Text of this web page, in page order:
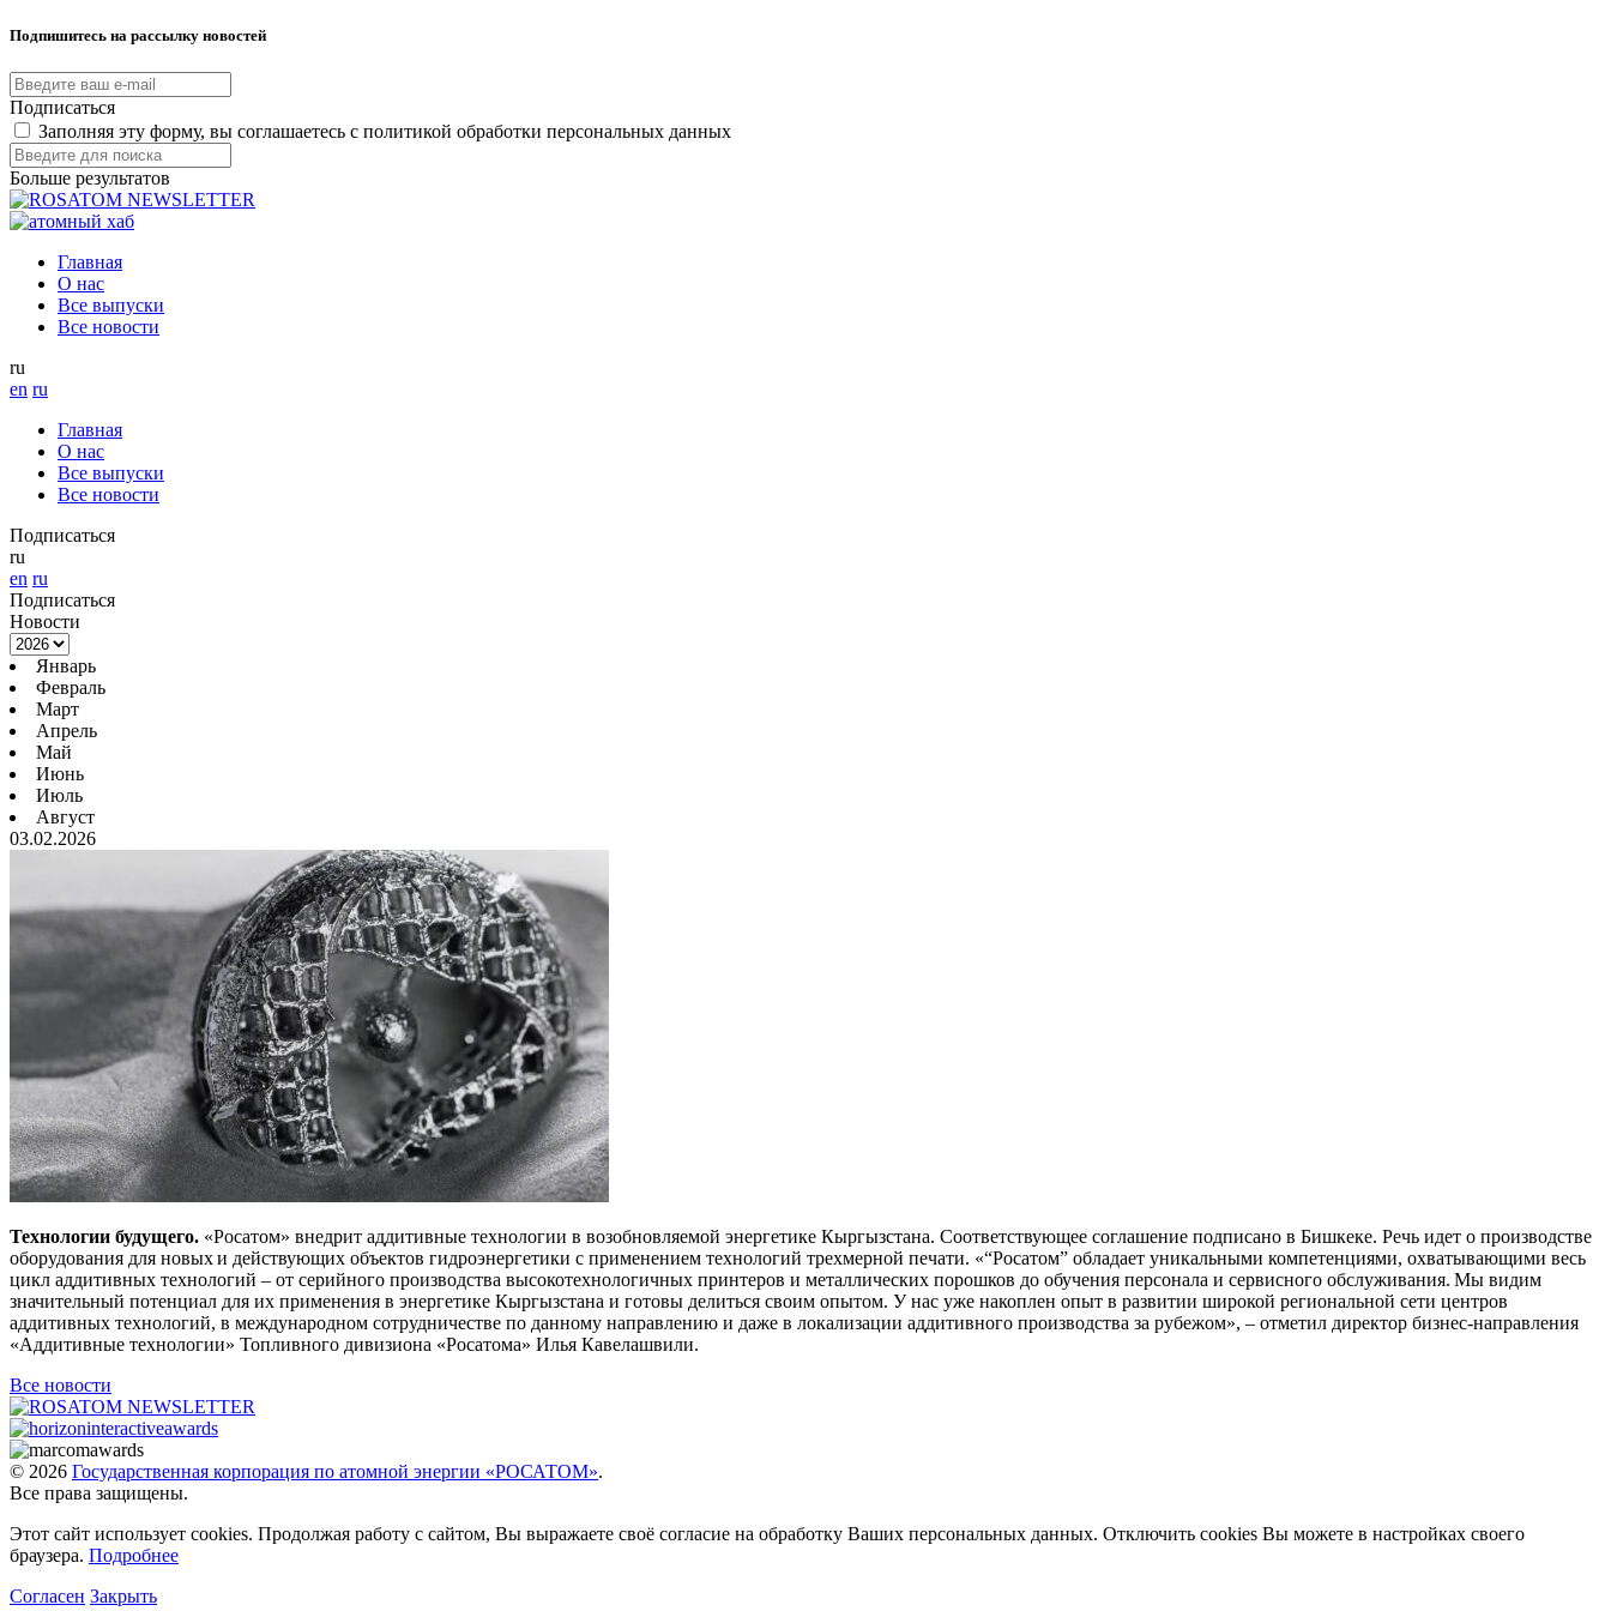
Подпишитесь на рассылку новостей
Подписаться
Заполняя эту форму, вы соглашаетесь с политикой обработки персональных данных
Больше результатов
Главная
О нас
Все выпуски
Все новости
ru
en ru
Главная
О нас
Все выпуски
Все новости
Подписаться
ru
en ru
Подписаться
Новости
Январь
Февраль
Март
Апрель
Май
Июнь
Июль
Август
03.02.2026
Технологии будущего. «Росатом» внедрит аддитивные технологии в возобновляемой энергетике Кыргызстана. Соответствующее соглашение подписано в Бишкеке. Речь идет о производстве
оборудования для новых и действующих объектов гидроэнергетики с применением технологий трехмерной печати. «“Росатом” обладает уникальными компетенциями, охватывающими весь
цикл аддитивных технологий – от серийного производства высокотехнологичных принтеров и металлических порошков до обучения персонала и сервисного обслуживания. Мы видим
значительный потенциал для их применения в энергетике Кыргызстана и готовы делиться своим опытом. У нас уже накоплен опыт в развитии широкой региональной сети центров
аддитивных технологий, в международном сотрудничестве по данному направлению и даже в локализации аддитивного производства за рубежом», – отметил директор бизнес-направления
«Аддитивные технологии» Топливного дивизиона «Росатома» Илья Кавелашвили.
Все новости
© 2026 Государственная корпорация по атомной энергии «РОСАТОМ».
Все права защищены.
Этот сайт использует cookies. Продолжая работу с сайтом, Вы выражаете своё согласие на обработку Ваших персональных данных. Отключить cookies Вы можете в настройках своего
браузера. Подробнее
Согласен Закрыть